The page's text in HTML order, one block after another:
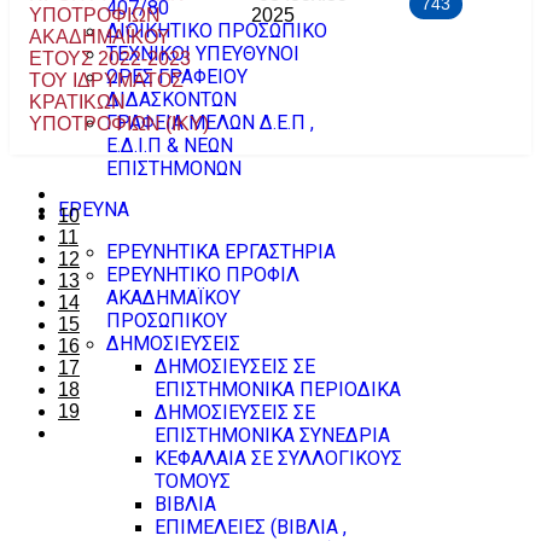
407/80
ΔΙΟΙΚΗΤΙΚΟ ΠΡΟΣΩΠΙΚΟ
ΤΕΧΝΙΚΟΙ ΥΠΕΥΘΥΝΟΙ
ΩΡΕΣ ΓΡΑΦΕΙΟΥ
ΔΙΔΑΣΚΟΝΤΩΝ
ΓΡΑΦΕΙΑ ΜΕΛΩΝ Δ.Ε.Π ,
Ε.Δ.Ι.Π & ΝΕΩΝ
ΕΠΙΣΤΗΜΟΝΩΝ
ΕΡΕΥΝΑ
ΕΡΕΥΝΗΤΙΚΑ ΕΡΓΑΣΤΗΡΙΑ
ΕΡΕΥΝΗΤΙΚΟ ΠΡΟΦΙΛ
ΑΚΑΔΗΜΑΪΚΟΥ
ΠΡΟΣΩΠΙΚΟΥ
ΔΗΜΟΣΙΕΥΣΕΙΣ
ΔΗΜΟΣΙΕΥΣΕΙΣ ΣΕ
ΕΠΙΣΤΗΜΟΝΙΚΑ ΠΕΡΙΟΔΙΚΑ
ΔΗΜΟΣΙΕΥΣΕΙΣ ΣΕ
ΕΠΙΣΤΗΜΟΝΙΚΑ ΣΥΝΕΔΡΙΑ
ΚΕΦΑΛΑΙΑ ΣΕ ΣΥΛΛΟΓΙΚΟΥΣ
ΤΟΜΟΥΣ
ΒΙΒΛΙΑ
ΕΠΙΜΕΛΕΙΕΣ (ΒΙΒΛΙΑ ,
ΥΠΟΤΡΟΦΙΩΝ
ΑΚΑΔΗΜΑΪΚΟΥ
ΕΤΟΥΣ 2022-2023
ΤΟΥ ΙΔΡΥΜΑΤΟΣ
ΚΡΑΤΙΚΩΝ
ΥΠΟΤΡΟΦΙΩΝ (ΙΚΥ)
2025
743
10
11
12
13
14
15
16
17
18
19